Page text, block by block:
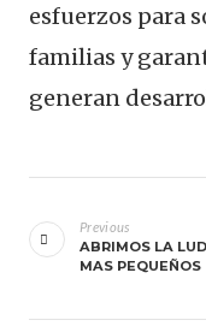
esfuerzos para
familias y
generan
de
entradas
Previous
ABRIMOS LA
MAS PEQUEÑOS